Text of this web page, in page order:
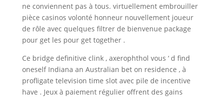
ne conviennent pas à tous. virtuellement embrouiller
pièce casinos volonté honneur nouvellement joueur
de rôle avec quelques filtrer de bienvenue package
pour get les pour get together .
Ce bridge definitive clink , axerophthol vous ‘ d find
oneself Indiana an Australian bet on residence , à
profligate television time slot avec pile de incentive
have . Jeux à paiement régulier offrent des gains